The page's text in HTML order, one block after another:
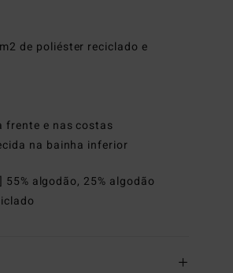
de poliéster reciclado e
frente e nas costas
na bainha inferior
algodão, 25% algodão